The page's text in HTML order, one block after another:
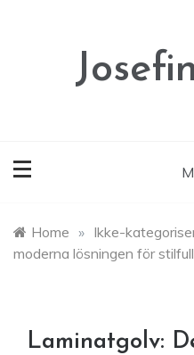
Home » Ikke-
moderna lösningen för
Laminatgolv: